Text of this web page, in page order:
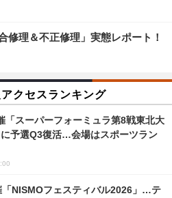
修理＆不正修理」実態レポート！
クセスランキング
「スーパーフォーミュラ第8戦東北大
予選Q3復活…会場はスポーツラン
「NISMOフェスティバル2026」…テ